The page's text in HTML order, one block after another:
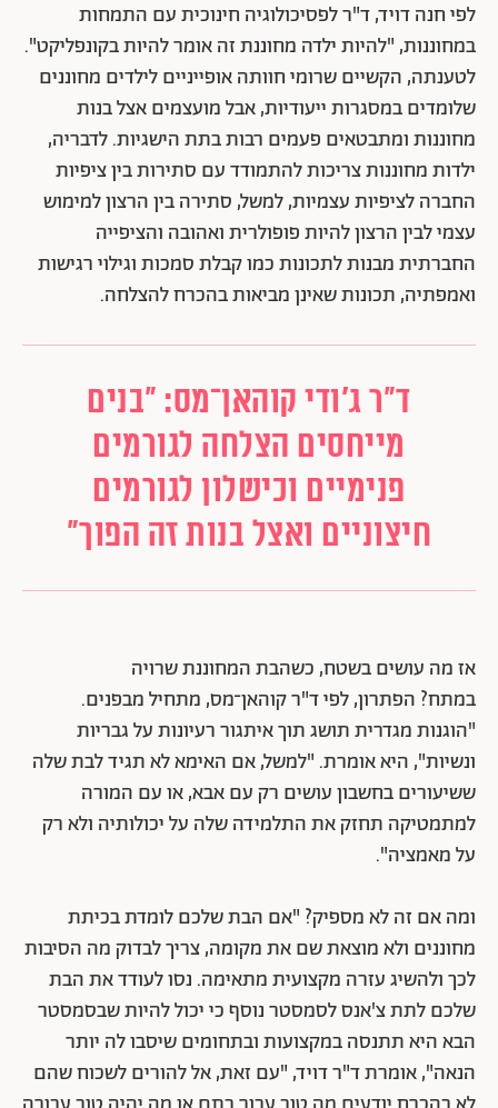
לפי חנה דויד, ד"ר לפסיכולוגיה חינוכית עם התמחות
במחוננות, "להיות ילדה מחוננת זה אומר להיות בקונפליקט".
לטענתה, הקשיים שרומי חוותה אופייניים לילדים מחוננים
שלומדים במסגרות ייעודיות, אבל מועצמים אצל בנות
מחוננות ומתבטאים פעמים רבות בתת הישגיות. לדבריה,
ילדות מחוננות צריכות להתמודד עם סתירות בין ציפיות
החברה לציפיות עצמיות, למשל, סתירה בין הרצון למימוש
עצמי לבין הרצון להיות פופולרית ואהובה והציפייה
החברתית מבנות לתכונות כמו קבלת סמכות וגילוי רגישות
ואמפתיה, תכונות שאינן מביאות בהכרח להצלחה.
ד"ר ג'ודי קוהאן־מס: "בנים
מייחסים הצלחה לגורמים
פנימיים וכישלון לגורמים
חיצוניים ואצל בנות זה הפוך"
אז מה עושים בשטח, כשהבת המחוננת שרויה
במתח? הפתרון, לפי ד"ר קוהאן־מס, מתחיל מבפנים.
"הוגנות מגדרית תושג תוך איתגור רעיונות על גבריות
ונשיות", היא אומרת. "למשל, אם האימא לא תגיד לבת שלה
ששיעורים בחשבון עושים רק עם אבא, או עם המורה
למתמטיקה תחזק את התלמידה שלה על יכולותיה ולא רק
על מאמציה".
ומה אם זה לא מספיק? "אם הבת שלכם לומדת בכיתת
מחוננים ולא מוצאת שם את מקומה, צריך לבדוק מה הסיבות
לכך ולהשיג עזרה מקצועית מתאימה. נסו לעודד את הבת
שלכם לתת צ'אנס לסמסטר נוסף כי יכול להיות שבסמסטר
הבא היא תתנסה במקצועות ובתחומים שיסבו לה יותר
הנאה", אומרת ד"ר דויד, "עם זאת, אל להורים לשכוח שהם